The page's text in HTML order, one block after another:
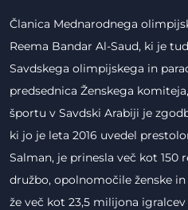
Članica Mednarodnega
Reema Bandar Al-Saud, ki je
Savdskega olimpijskega in
predsednica Ženskega
športu v Savdski Arabiji je
ki jo je leta 2016 uvedel
Salman, je prinesla več kot 150
družbo, opolnomočile ženske
že več kot 23,5 milijona igralcev